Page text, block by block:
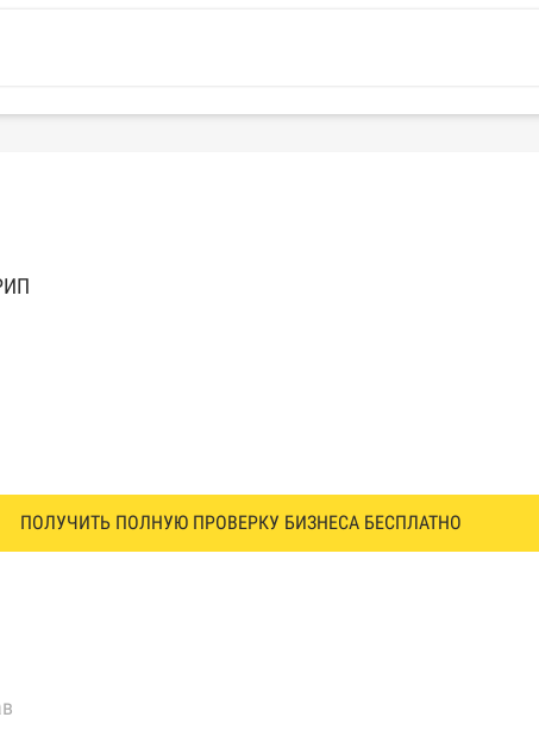
ПОЛУЧИТЬ ПОЛНУЮ ПРОВЕРКУ БИЗНЕСА БЕСПЛАТНО